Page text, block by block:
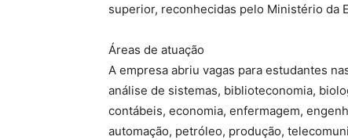
superior, reconhecidas pelo Ministério da
Áreas de atuação
A empresa abriu vagas para estudantes
análise de sistemas, biblioteconomia,
contábeis, economia, enfermagem,
automação, petróleo, produção,